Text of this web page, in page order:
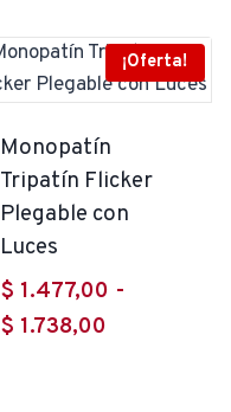
¡Oferta!
Monopatín
Tripatín Flicker
Plegable con
Luces
$ 1.477,00 -
$ 1.738,00Rango